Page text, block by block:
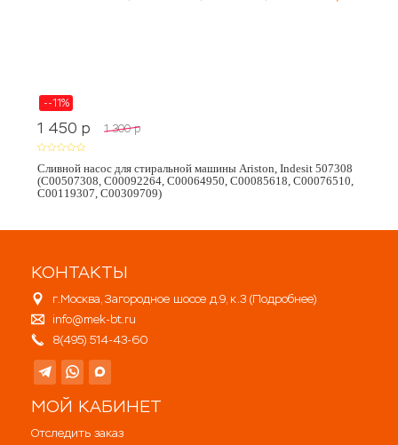
--11%
1 450 p 1 300 p
Сливной насос для стиральной машины Ariston, Indesit 507308
(C00507308, C00092264, C00064950, C00085618, C00076510,
C00119307, C00309709)
КОНТАКТЫ
г.Москва, Загородное шоссе д.9, к.3 (Подробнее)
info@mek-bt.ru
8(495) 514-43-60
МОЙ КАБИНЕТ
Отследить заказ